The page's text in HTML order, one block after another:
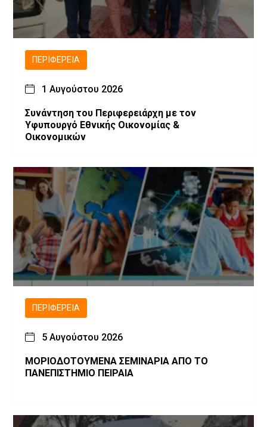
ΠΕΡΙΦΈΡΕΙΑ
1 Αυγούστου 2026
Συνάντηση του Περιφερειάρχη με τον
Υφυπουργό Εθνικής Οικονομίας &
Οικονομικών
ΠΕΡΙΦΈΡΕΙΑ
5 Αυγούστου 2026
ΜΟΡΙΟΔΟΤΟΥΜΕΝΑ ΣΕΜΙΝΑΡΙΑ ΑΠΟ ΤΟ
ΠΑΝΕΠΙΣΤΗΜΙΟ ΠΕΙΡΑΙΑ